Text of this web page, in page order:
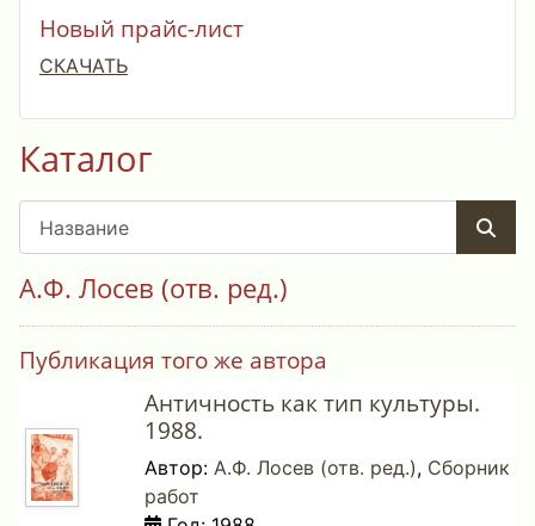
Новый прайс-лист
СКАЧАТЬ
Каталог
А.Ф. Лосев (отв. ред.)
Публикация того же автора
Античность как тип культуры.
1988.
Автор: А.Ф. Лосев (отв. ред.), Сборник
работ